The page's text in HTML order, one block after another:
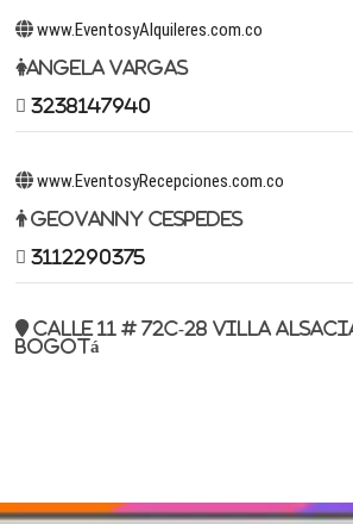
www.EventosyAlquileres.com.co
Angela Vargas
3238147940
www.EventosyRecepciones.com.co
Geovanny Cespedes
3112290375
Calle 11 # 72c-28 Villa
Bogotá